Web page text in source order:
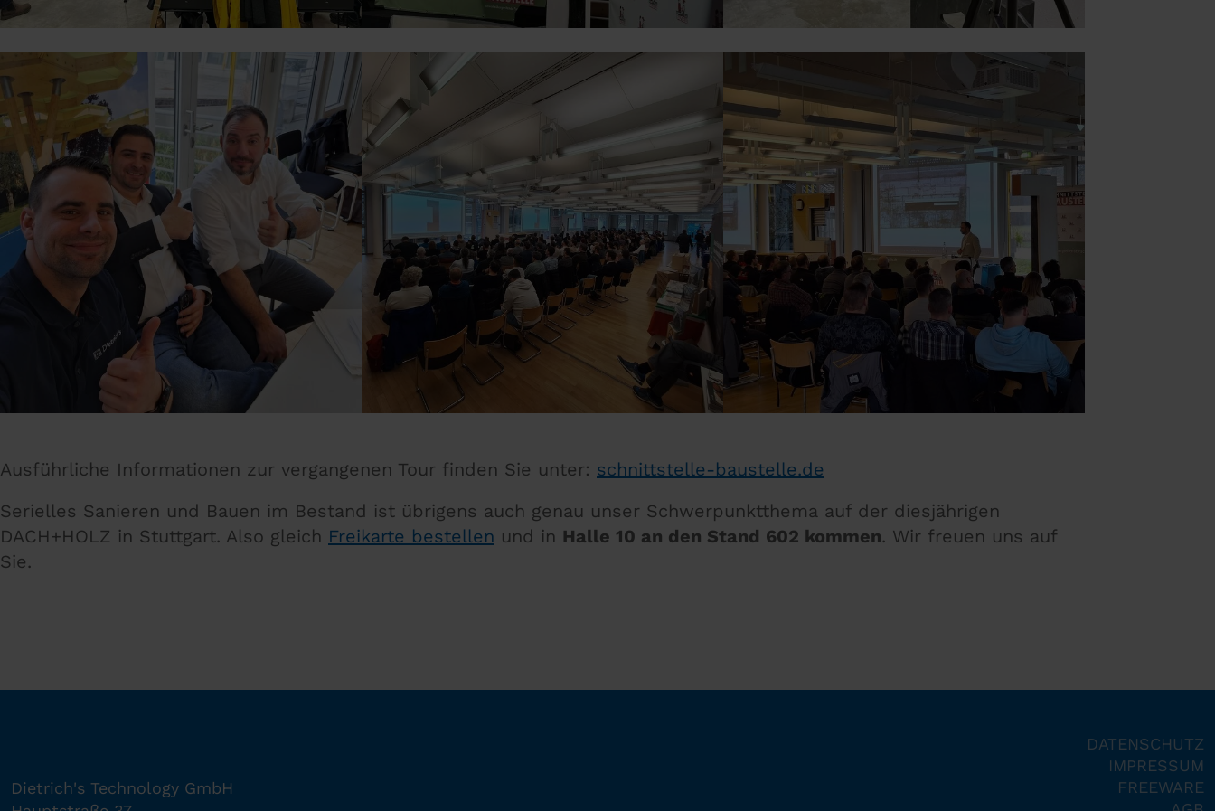
Ausführliche Informationen zur vergangenen Tour finden Sie unter: schnittstelle-baustelle.de
Serielles Sanieren und Bauen im Bestand ist übrigens auch genau unser Schwerpunktthema auf der diesjährigen
DACH+HOLZ in Stuttgart. Also gleich Freikarte bestellen und in Halle 10 an den Stand 602 kommen. Wir freuen uns auf
Sie.
Dietrich's Technology GmbH
DATENSCHUTZ
IMPRESSUM
FREEWARE